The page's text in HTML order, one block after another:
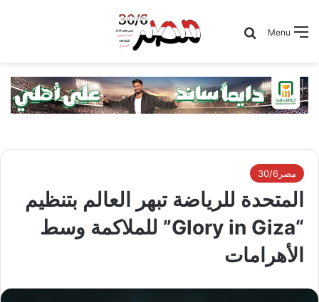
Menu
Search for
مصر30/6
المتحدة للرياضة تبهر العالم بتنظيم
“Glory in Giza” للملاكمة وسط
الأهرامات